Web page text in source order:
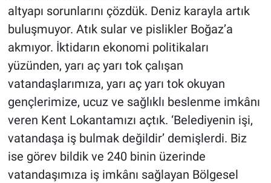
altyapı sorunlarını çözdük. Deniz karayla artık
buluşmuyor. Atık sular ve pislikler Boğaz’a
akmıyor. İktidarın ekonomi politikaları
yüzünden, yarı aç yarı tok çalışan
vatandaşlarımıza, yarı aç yarı tok okuyan
gençlerimize, ucuz ve sağlıklı beslenme imkânı
veren Kent Lokantamızı açtık. ‘Belediyenin işi,
vatandaşa iş bulmak değildir’ demişlerdi. Biz
ise görev bildik ve 240 binin üzerinde
vatandaşımıza iş imkânı sağlayan Bölgesel
Yerel Gündem
Yerel Yaşam
Canlı Yayın